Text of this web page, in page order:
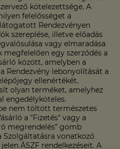
kötelezettsége. A
felelősséget a
Rendezvényen
szereplése, illetve előadás
vagy elmaradása
megfelelően egy szerződés a
között, amelyben a
Rendezvény lebonyolítását a
ellenértékét.
olyan terméket, amelyhez
engedélyköteles.
nem töltött természetes
a "Fizetés" vagy a
megrendelés” gomb
vonatkozó
ÁSZF rendelkezéseit. A